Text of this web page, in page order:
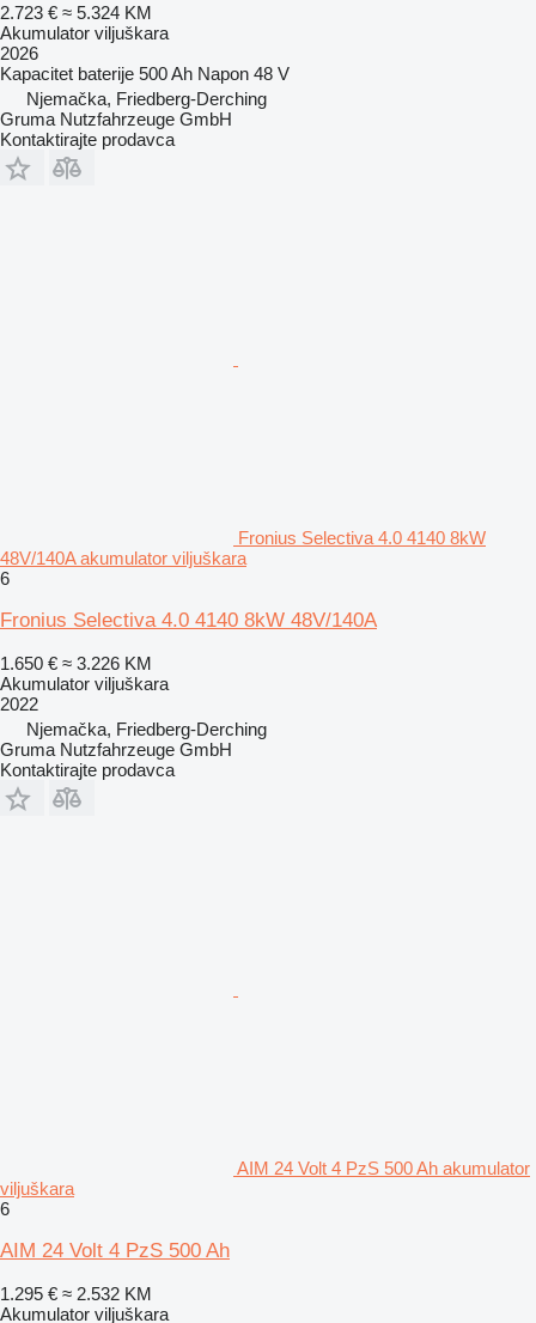
2.723 € ≈ 5.324 KM
Akumulator viljuškara
2026
Kapacitet baterije 500 Ah Napon 48 V
Njemačka, Friedberg-Derching
Gruma Nutzfahrzeuge GmbH
Kontaktirajte prodavca
Fronius Selectiva 4.0 4140 8kW
48V/140A akumulator viljuškara
6
Fronius Selectiva 4.0 4140 8kW 48V/140A
1.650 € ≈ 3.226 KM
Akumulator viljuškara
2022
Njemačka, Friedberg-Derching
Gruma Nutzfahrzeuge GmbH
Kontaktirajte prodavca
AIM 24 Volt 4 PzS 500 Ah akumulator
viljuškara
6
AIM 24 Volt 4 PzS 500 Ah
1.295 € ≈ 2.532 KM
Akumulator viljuškara